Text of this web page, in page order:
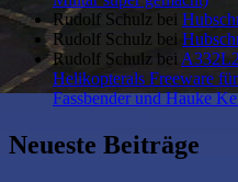
Rudolf Schulz bei
Rudolf Schulz bei
Rudolf Schulz bei
Helikopterals Freeware
Fassbender und Hauke
Neueste Beiträge